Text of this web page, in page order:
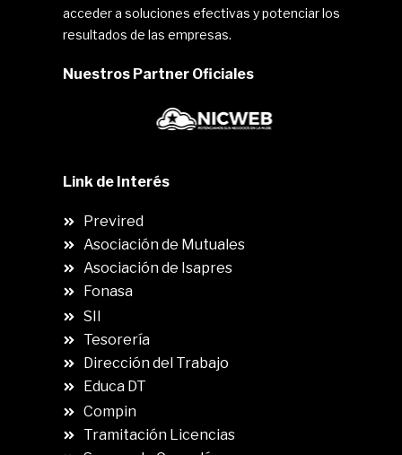
acceder a soluciones efectivas y potenciar los
resultados de las empresas.
Nuestros Partner Oficiales
Link de Interés
Previred
Asociación de Mutuales
Asociación de Isapres
Fonasa
SII
Tesorería
Dirección del Trabajo
Educa DT
Compin
Tramitación Licencias